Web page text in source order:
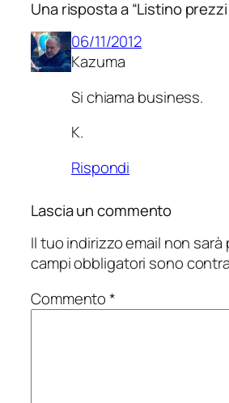
Una risposta a “Listino
06/11/2012
Kazuma
Si chiama business.
K.
Rispondi
Lascia un commento
Il tuo indirizzo email non
campi obbligatori sono
Commento*